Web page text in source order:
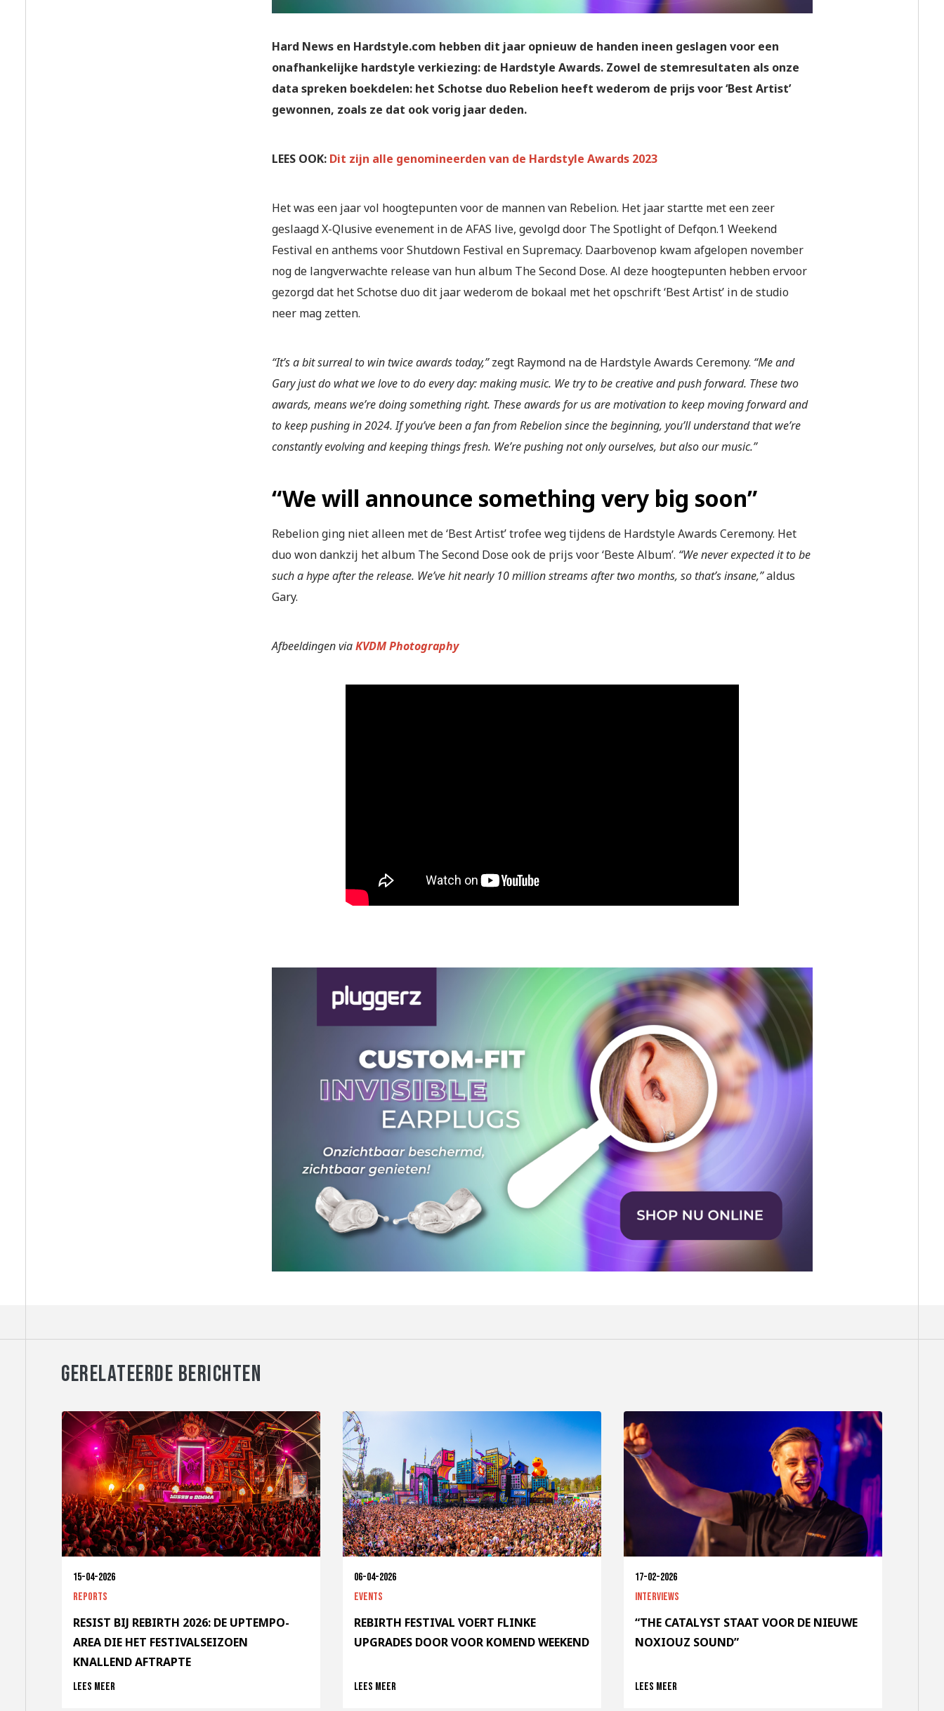
Hard News en Hardstyle.com hebben dit jaar opnieuw de handen ineen geslagen voor een
onafhankelijke hardstyle verkiezing: de Hardstyle Awards. Zowel de stemresultaten als onze
data spreken boekdelen: het Schotse duo Rebelion heeft wederom de prijs voor ‘Best Artist’
gewonnen, zoals ze dat ook vorig jaar deden.
LEES OOK: Dit zijn alle genomineerden van de Hardstyle Awards 2023
Het was een jaar vol hoogtepunten voor de mannen van Rebelion. Het jaar startte met een zeer
geslaagd X-Qlusive evenement in de AFAS live, gevolgd door The Spotlight of Defqon.1 Weekend
Festival en anthems voor Shutdown Festival en Supremacy. Daarbovenop kwam afgelopen november
nog de langverwachte release van hun album The Second Dose. Al deze hoogtepunten hebben ervoor
gezorgd dat het Schotse duo dit jaar wederom de bokaal met het opschrift ‘Best Artist’ in de studio
neer mag zetten.
“It’s a bit surreal to win twice awards today,”zegt Raymond na de Hardstyle Awards Ceremony. “Me and
Gary just do what we love to do every day: making music. We try to be creative and push forward. These two
awards, means we’re doing something right. These awards for us are motivation to keep moving forward and
to keep pushing in 2024. If you’ve been a fan from Rebelion since the beginning, you’ll understand that we’re
constantly evolving and keeping things fresh. We’re pushing not only ourselves, but also our music.”
“We will announce something very big soon”
Rebelion ging niet alleen met de ‘Best Artist’ trofee weg tijdens de Hardstyle Awards Ceremony. Het
duo won dankzij het album The Second Dose ook de prijs voor ‘Beste Album’. “We never expected it to be
such a hype after the release. We’ve hit nearly 10 million streams after two months, so that’s insane,”aldus
Gary.
Afbeeldingen viaKVDM Photography
GERELATEERDE BERICHTEN
15-04-2026
Reports
RESIST BIJ REBIRTH 2026: DE UPTEMPO-
AREA DIE HET FESTIVALSEIZOEN
KNALLEND AFTRAPTE
Lees meer
06-04-2026
Events
REBIRTH FESTIVAL VOERT FLINKE
UPGRADES DOOR VOOR KOMEND WEEKEND
Lees meer
17-02-2026
Interviews
“THE CATALYST STAAT VOOR DE NIEUWE
NOXIOUZ SOUND”
Lees meer